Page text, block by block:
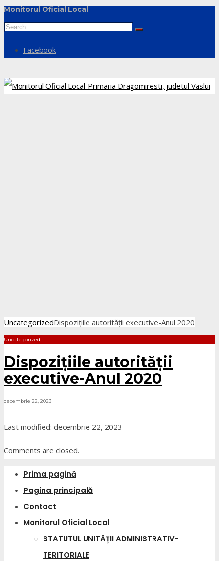
Monitorul Oficial Local
Facebook
UncategorizedDispozițiile autorității executive-Anul 2020
Uncategorized
Dispozițiile autorității
executive-Anul 2020
decembrie 22, 2023
Last modified: decembrie 22, 2023
Comments are closed.
Prima pagină
Pagina principală
Contact
Monitorul Oficial Local
STATUTUL UNITĂȚII ADMINISTRATIV-
TERITORIALE